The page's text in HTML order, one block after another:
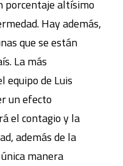
porcentaje altísimo
Hay además,
que se están
La más
equipo de Luis
un efecto
el contagio y la
además de la
manera